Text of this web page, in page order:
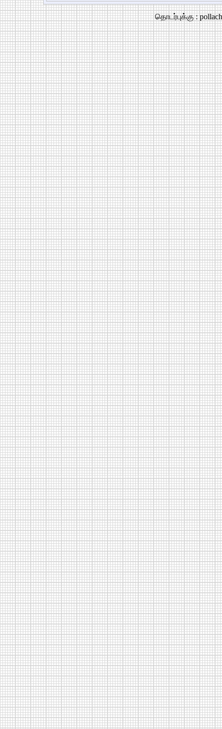
தொடர்புக்கு :